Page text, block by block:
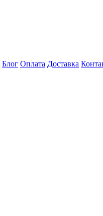
Блог Оплата Доставка